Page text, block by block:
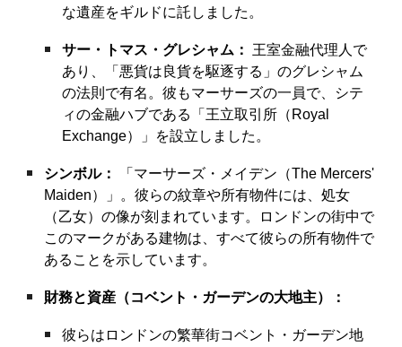
な遺産をギルドに託しました。
サー・トマス・グレシャム：
王室金融代理人で
あり、「悪貨は良貨を駆逐する」のグレシャム
の法則で有名。彼もマーサーズの一員で、シテ
ィの金融ハブである「王立取引所（Royal
Exchange）」を設立しました。
シンボル：
「マーサーズ・メイデン（The Mercers'
Maiden）」。彼らの紋章や所有物件には、処女
（乙女）の像が刻まれています。ロンドンの街中で
このマークがある建物は、すべて彼らの所有物件で
あることを示しています。
財務と資産（コベント・ガーデンの大地主）：
彼らはロンドンの繁華街コベント・ガーデン地